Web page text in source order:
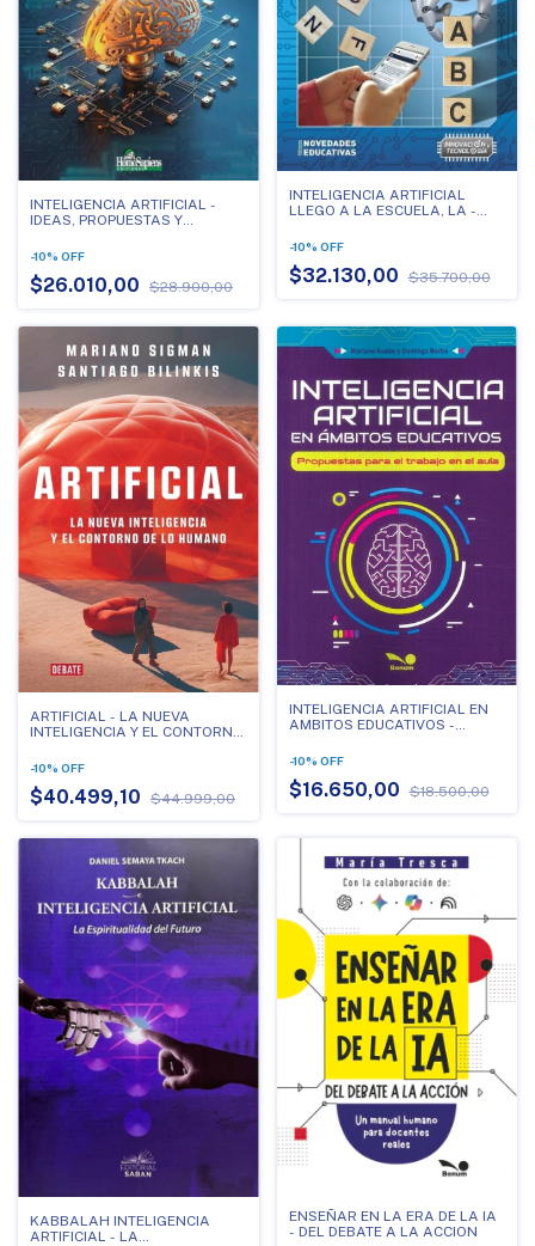
INTELIGENCIA ARTIFICIAL -
IDEAS, PROPUESTAS Y
HOY MIRANDO AL FUTURO
-10% OFF
$26.010,00 $28.900,00
INTELIGENCIA ARTIFICIAL
LLEGO A LA ESCUELA, LA -
CHATBOTS EN LA ESCUELA
-10% OFF
$32.130,00 $35.700,00
ARTIFICIAL - LA NUEVA
INTELIGENCIA Y EL CONTORNO
-10% OFF
$40.499,10 $44.999,00
INTELIGENCIA ARTIFICIAL EN
AMBITOS EDUCATIVOS -
TRABAJO EN EL AULA
-10% OFF
$16.650,00 $18.500,00
KABBALAH INTELIGENCIA
ARTIFICIAL - LA
ENSEÑAR EN LA ERA DE LA IA
- DEL DEBATE A LA ACCION